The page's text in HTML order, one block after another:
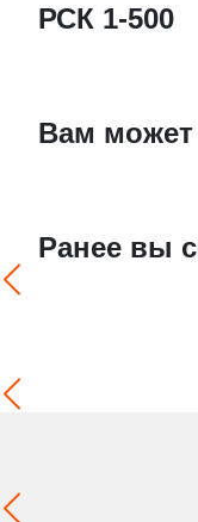
РСК 1-500
Вам может
Ранее вы